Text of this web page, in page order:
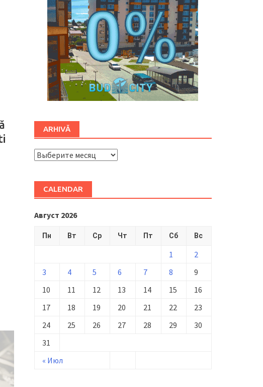
ARHIVĂ
ARHIVĂ
CALENDAR
Август 2026
Пн Вт Ср Чт Пт Сб Вс
« Июл
1
2
3
4 5 6 7 8
9
10
11 12 13 14 15
16
17
18 19 20 21 22
23
24
25 26 27 28 29
30
31